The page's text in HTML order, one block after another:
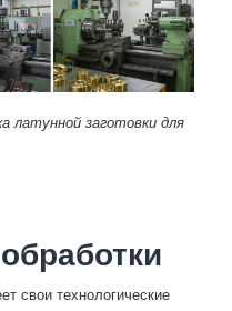
латунной заготовки для
свои технологические